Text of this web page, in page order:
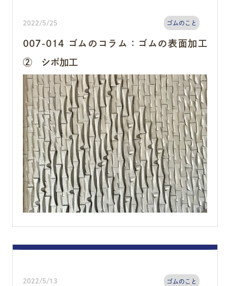
2022/5/25 ゴムのこと
007-014 ゴムのコラム：ゴムの表面加工
② シボ加工
2022/5/13 ゴムのこと